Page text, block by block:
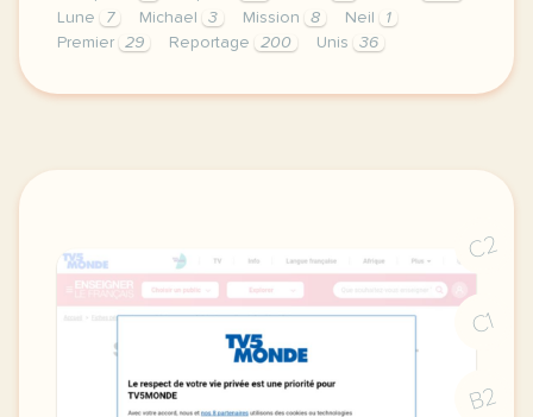
Lune
7 Michael 3 Mission 8 Neil
1
Premier
29 Reportage 200 Unis 36
le respect de votre vie privee est une priorite
C2
C1
B2